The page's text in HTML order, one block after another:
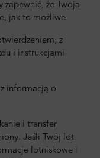
zapewnić, że Twoja
jak to możliwe
z
i instrukcjami
informacją o
i transfer
Jeśli Twój lot
lotniskowe i